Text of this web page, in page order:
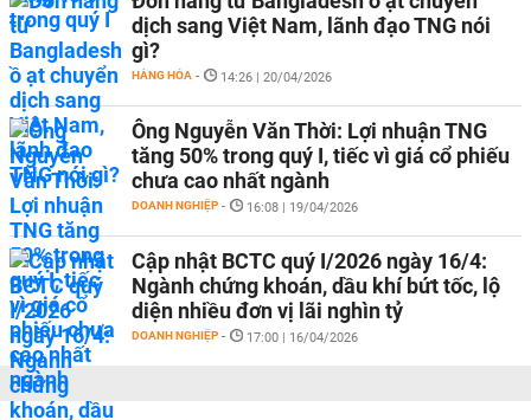
dịch sang Việt Nam, lãnh đạo TNG nói
gì?
HÀNG HÓA - 14:26 | 20/04/2026
Ông Nguyễn Văn Thời: Lợi nhuận TNG
tăng 50% trong quý I, tiếc vì giá cổ phiếu
chưa cao nhất ngành
DOANH NGHIỆP - 16:08 | 19/04/2026
Cập nhật BCTC quý I/2026 ngày 16/4:
Ngành chứng khoán, dầu khí bứt tốc, lộ
diện nhiều đơn vị lãi nghìn tỷ
DOANH NGHIỆP - 17:00 | 16/04/2026